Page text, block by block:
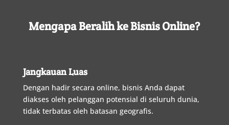
MengapaBeralihkeBisnisOnline?
Jangkauan Luas
Dengan hadir secara online, bisnis Anda dapat
diakses oleh pelanggan potensial di seluruh dunia,
tidak terbatas oleh batasan geografis.